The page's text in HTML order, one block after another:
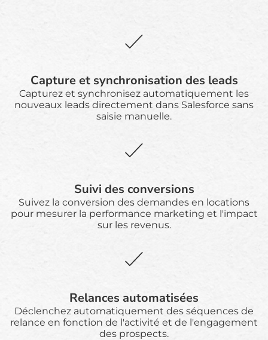
Capture et synchronisation des leads
Capturez et synchronisez automatiquement les
nouveaux leads directement dans Salesforce sans
saisie manuelle.
Suivi des conversions
Suivez la conversion des demandes en locations
pour mesurer la performance marketing et l'impact
sur les revenus.
Relances automatisées
Déclenchez automatiquement des séquences de
relance en fonction de l'activité et de l'engagement
des prospects.